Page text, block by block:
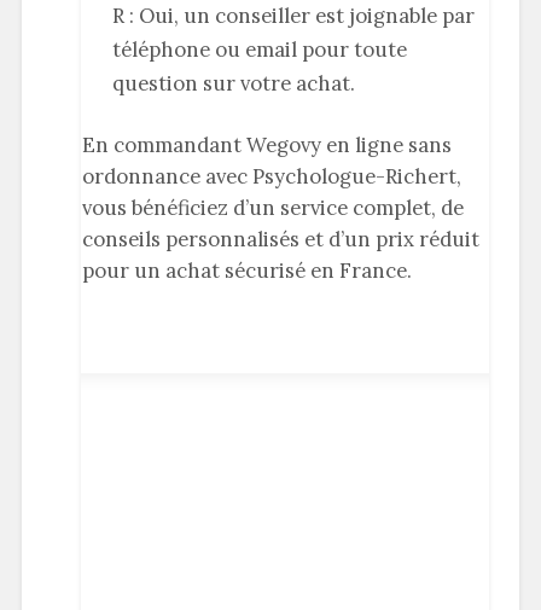
R : Oui, un conseiller est joignable par
téléphone ou email pour toute
question sur votre achat.
En commandant Wegovy en ligne sans
ordonnance avec Psychologue-Richert,
vous bénéficiez d’un service complet, de
conseils personnalisés et d’un prix réduit
pour un achat sécurisé en France.